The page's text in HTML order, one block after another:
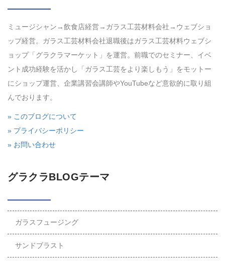
ミュージシャン→飲食店経営→ガラス工芸材料会社→ウェブショ
ップ経営。ガラス工芸材料会社退職後はガラス工芸材料ウェブシ
ョップ「グラクラマーケット」を運営。前職でのセミナー、イベ
ント成功経験を活かし「ガラス工芸をより楽しもう」をモットー
にショップ運営、企業講習会講師やYouTubeなど意欲的に取り組
んでおります。
» このブログについて
» プライバシーポリシー
» お問い合わせ
グラクラBLOGテーマ
ガラスフュージング
サンドブラスト